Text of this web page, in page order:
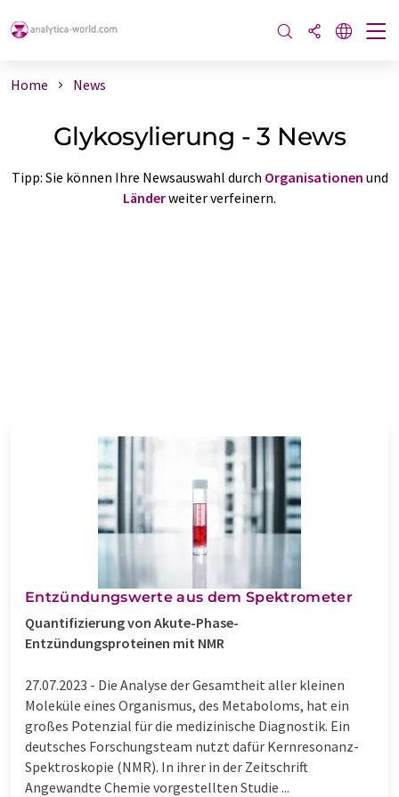
Home News
Glykosylierung - 3 News
Tipp: Sie können Ihre Newsauswahl durch Organisationen und
Länderweiter verfeinern.
Entzündungswerte aus dem Spektrometer
Quantifizierung von Akute-Phase-
Entzündungsproteinen mit NMR
27.07.2023 - Die Analyse der Gesamtheit aller kleinen
Moleküle eines Organismus, des Metaboloms, hat ein
großes Potenzial für die medizinische Diagnostik. Ein
deutsches Forschungsteam nutzt dafür Kernresonanz-
Spektroskopie (NMR). In ihrer in der Zeitschrift
Angewandte Chemie vorgestellten Studie ...